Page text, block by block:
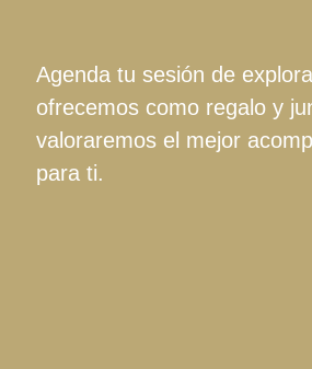
Agenda tu sesión de
ofrecemos como regalo y
valoraremos el mejor
para ti.